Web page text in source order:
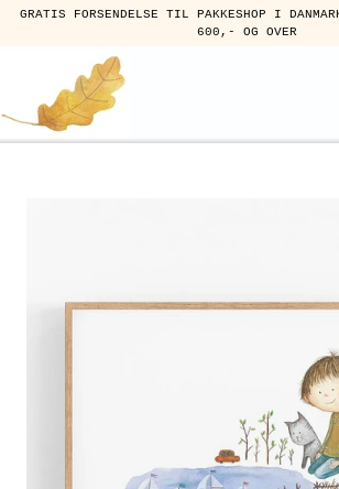
GRATIS FORSENDELSE TIL PAKKESHOP I
600,- OG OVER